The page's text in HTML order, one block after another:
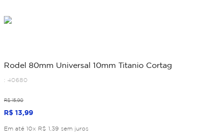
Rodel 80mm Universal 10mm Titanio Cortag
: 40680
R$ 15,90
R$ 13,99
Em até 10x R$ 1 39 sem juros